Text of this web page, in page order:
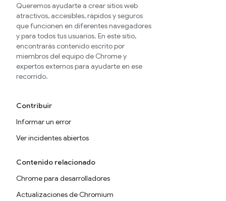
Queremos ayudarte a crear sitios web
atractivos, accesibles, rápidos y seguros
que funcionen en diferentes navegadores
y para todos tus usuarios. En este sitio,
encontrarás contenido escrito por
miembros del equipo de Chrome y
expertos externos para ayudarte en ese
recorrido.
Contribuir
Informar un error
Ver incidentes abiertos
Contenido relacionado
Chrome para desarrolladores
Actualizaciones de Chromium